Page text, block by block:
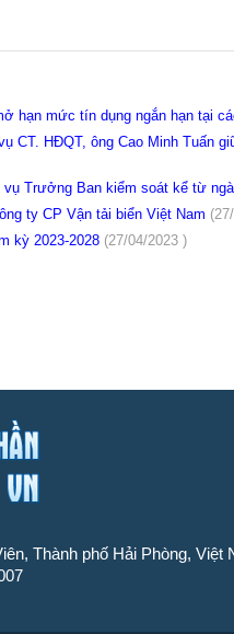
hạn mức tín dụng ngắn hạn tại
CT. HĐQT, ông Cao Minh Tuấn
Trưởng Ban kiểm soát kể từ
ty CP Vận tải biển Việt Nam
kỳ 2023-2028 (27/04/2023 )
Thành phố Hải Phòng, Việt